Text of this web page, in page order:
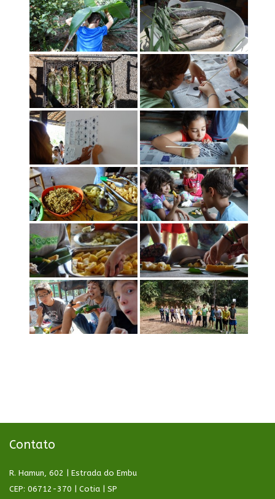
Contato
R. Hamun, 602 | Estrada do Embu
CEP: 06712-370 | Cotia | SP